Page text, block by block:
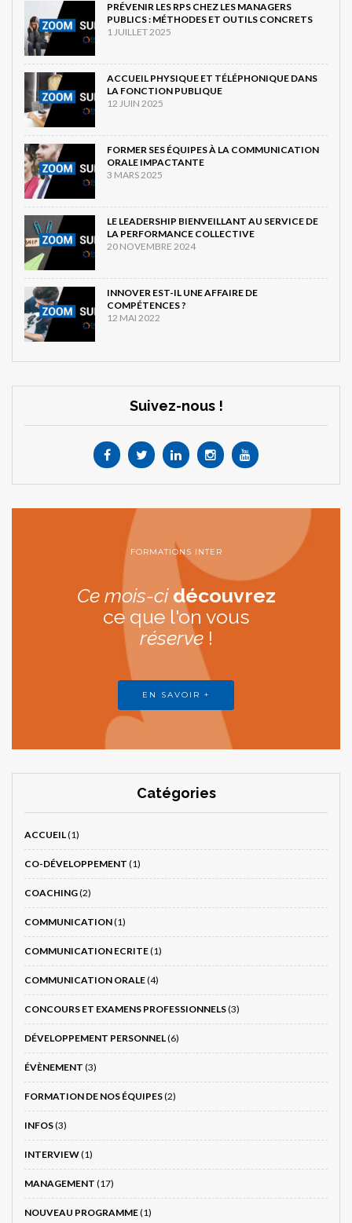
PRÉVENIR LES RPS CHEZ LES MANAGERS
PUBLICS : MÉTHODES ET OUTILS CONCRETS
1 JUILLET 2025
ACCUEIL PHYSIQUE ET TÉLÉPHONIQUE DANS
LA FONCTION PUBLIQUE
12 JUIN 2025
FORMER SES ÉQUIPES À LA COMMUNICATION
ORALE IMPACTANTE
3 MARS 2025
LE LEADERSHIP BIENVEILLANT AU SERVICE DE
LA PERFORMANCE COLLECTIVE
20 NOVEMBRE 2024
INNOVER EST-IL UNE AFFAIRE DE
COMPÉTENCES ?
12 MAI 2022
Suivez-nous !
FORMATIONS INTER
Ce mois-ci découvrez
ce que l'on vous
réserve!
EN SAVOIR +
Catégories
ACCUEIL(1)
CO-DÉVELOPPEMENT (1)
COACHING(2)
COMMUNICATION(1)
COMMUNICATION ECRITE(1)
COMMUNICATION ORALE(4)
CONCOURS ET EXAMENS PROFESSIONNELS(3)
DÉVELOPPEMENT PERSONNEL(6)
ÉVÈNEMENT (3)
FORMATION DE NOS ÉQUIPES(2)
INFOS(3)
INTERVIEW(1)
MANAGEMENT (17)
NOUVEAU PROGRAMME(1)